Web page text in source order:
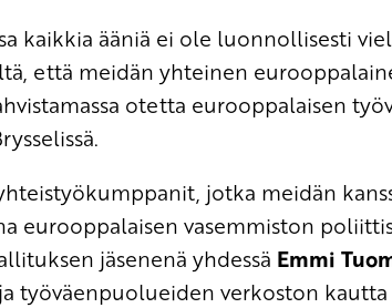
kaikkia ääniä ei ole luonnollisesti
että meidän yhteinen
otetta eurooppalaisen
jotka meidän
eurooppalaisen vasemmiston
jäsenenä yhdessä Emmi
työväenpuolueiden verkoston